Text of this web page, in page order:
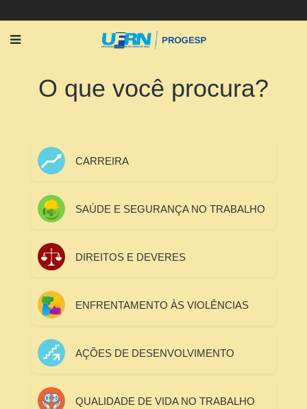
O que você procura?
CARREIRA
SAÚDE E SEGURANÇA NO TRABALHO
DIREITOS E DEVERES
ENFRENTAMENTO ÀS VIOLÊNCIAS
AÇÕES DE DESENVOLVIMENTO
QUALIDADE DE VIDA NO TRABALHO